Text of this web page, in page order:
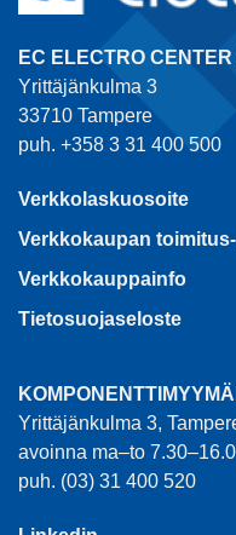
EC ELECTRO CENTER
Yrittäjänkulma 3
33710 Tampere
puh. +358 3 31 400 500
Verkkolaskuosoite
Verkkokaupan
Verkkokauppainfo
Tietosuojaseloste
Yrittäjänkulma 3,
avoinna ma–to
puh. (03) 31 400 520